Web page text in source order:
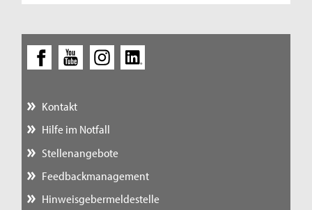
Kontakt
Hilfe im Notfall
Stellenangebote
Feedbackmanagement
Hinweisgebermeldestelle